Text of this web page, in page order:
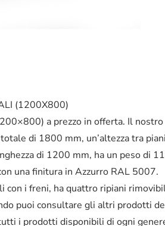
(1200X800)
a prezzo in offerta. Il nostro
di 1800 mm, un’altezza tra
di 1200 mm, ha un peso di
una finitura in Azzurro RAL 5007.
con i freni, ha quattro ripiani
puoi consultare gli altri prodotti
i prodotti disponibili di ogni